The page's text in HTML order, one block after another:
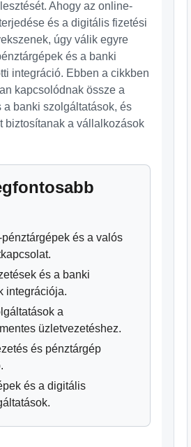
Ahogy az online-
és a digitális fizetési
úgy válik egyre
és a banki
integráció. Ebben a cikkben
kapcsolódnak össze a
a banki szolgáltatások, és
biztosítanak a vállalkozások
és a valós
és a banki
integrációja.
a
üzletvezetéshez.
és pénztárgép
és a digitális